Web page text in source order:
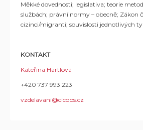
Měkké dovednosti; legislativa; teorie
službách; právní normy – obecně; Zákon
cizinci/migranti; souvislosti jednotlivých
KONTAKT
Kateřina Hartlová
+420 737 993 223
vzdelavani@cicops.cz